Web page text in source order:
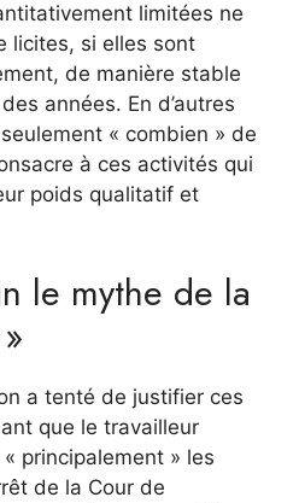
limitées ne
licites, si elles sont
de manière stable
années. En d’autres
« combien » de
à ces activités qui
poids qualitatif et
le mythe de la
a tenté de justifier ces
que le travailleur
principalement » les
de la Cour de